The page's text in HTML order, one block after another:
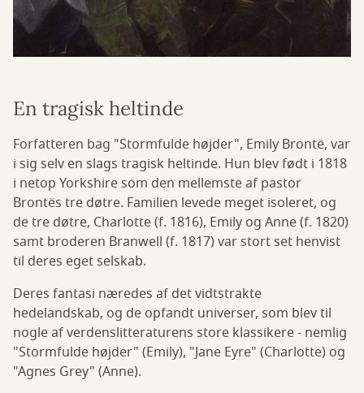
En tragisk heltinde
Forfatteren bag "Stormfulde højder", Emily Brontë, var
i sig selv en slags tragisk heltinde. Hun blev født i 1818
i netop Yorkshire som den mellemste af pastor
Brontës tre døtre. Familien levede meget isoleret, og
de tre døtre, Charlotte (f. 1816), Emily og Anne (f. 1820)
samt broderen Branwell (f. 1817) var stort set henvist
til deres eget selskab.
Deres fantasi næredes af det vidtstrakte
hedelandskab, og de opfandt universer, som blev til
nogle af verdenslitteraturens store klassikere - nemlig
"Stormfulde højder" (Emily), "Jane Eyre" (Charlotte) og
"Agnes Grey" (Anne).